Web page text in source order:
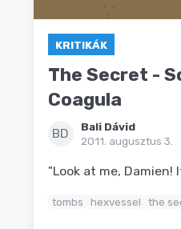
KRITIKÁK
The Secret -
Coagula
BD
Bali Dávid
2011. augusztus 3.
"Look at me, Damien!
tombs hexvessel the